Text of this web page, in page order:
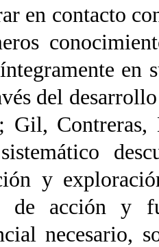
en contacto
del
Gil,
y
de acción y
necesario,